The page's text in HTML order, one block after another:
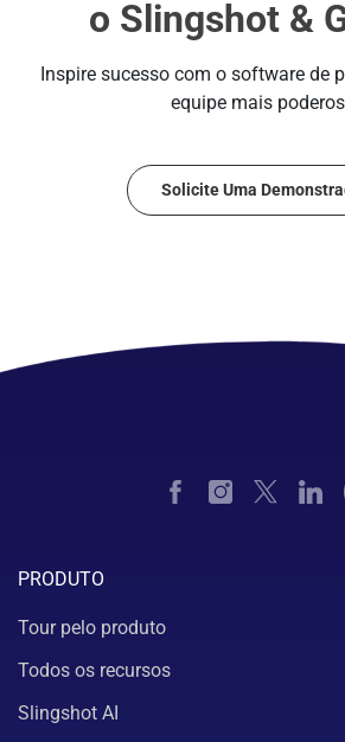
o Slingshot &
Inspire sucesso com o software de
equipe mais
Solicite Uma
PRODUTO
Tour pelo produto
Todos os recursos
Slingshot AI